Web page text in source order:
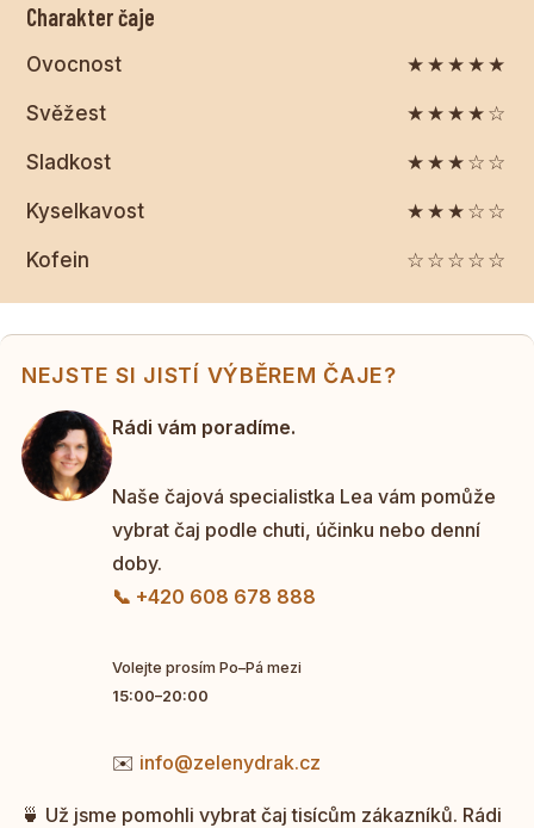
Charakter čaje
Ovocnost ★★★★★
Svěžest ★★★★☆
Sladkost ★★★☆☆
Kyselkavost ★★★☆☆
Kofein ☆☆☆☆☆
NEJSTE SI JISTÍ VÝBĚREM ČAJE?
Rádi vám poradíme.
Naše čajová specialistka Lea vám pomůže
vybrat čaj podle chuti, účinku nebo denní
doby.
📞 +420 608 678 888
Volejte prosím Po–Pá mezi
15:00–20:00
✉️ info@zelenydrak.cz
🍵 Už jsme pomohli vybrat čaj tisícům zákazníků. Rádi